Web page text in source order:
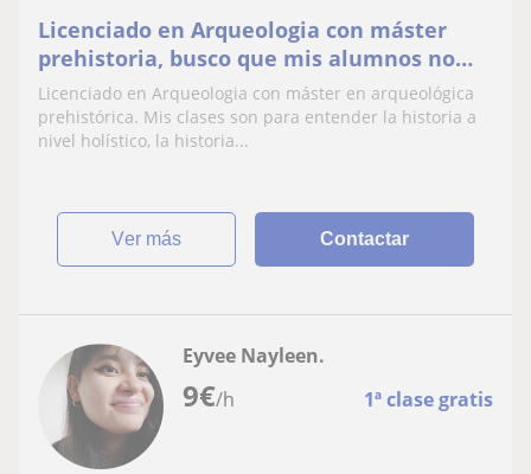
Licenciado en Arqueologia con máster
prehistoria, busco que mis alumnos no
sólo sepan datos, sino que entiendan la
historia, ya que para entender el presente
se ha de entender el pasado
Licenciado en Arqueologia con máster en arqueológica
prehistórica. Mis clases son para entender la historia a
nivel holístico, la historia...
ver más Contactar
9€/h 1ª clase gratis
Eyvee Nayleen.